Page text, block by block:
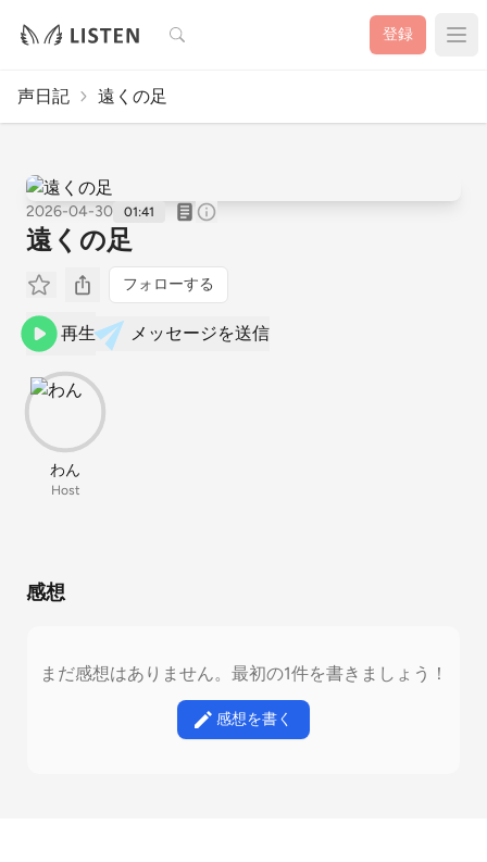
検索 登録
声日記 遠くの足
2026-04-30 01:41
遠くの足
フォローする
再生 メッセージを送信
わん
Host
感想
まだ感想はありません。最初の1件を書きましょう！
感想を書く